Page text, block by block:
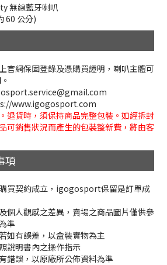
無線藍牙喇叭
60 公分)
官網保固登錄及憑購買證明，喇叭主體可
www.igogosport.com
退貨時，須保持商品完整包裝。如經拆封
可銷售狀況而產生的包裝整新費，將由客
項
買契約成立，igogosport保留是訂單成
個人觀感之差異，賣場之商品圖片僅供參
準
如有誤差，以盒裝實物為主
說明書內之操作指示
錯誤，以原廠所公佈資料為準